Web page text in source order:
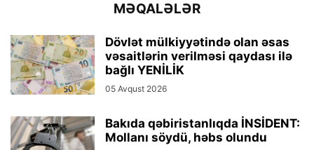
MƏQALƏLƏR
Dövlət mülkiyyətində olan əsas
vəsaitlərin verilməsi qaydası ilə
bağlı YENİLİK
05 Avqust 2026
Bakıda qəbiristanlıqda İNSİDENT:
Mollanı söydü, həbs olundu